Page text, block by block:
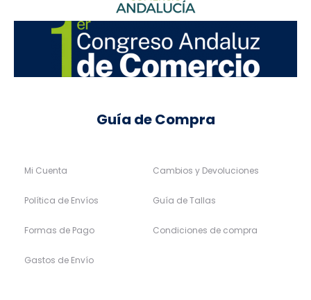
Guía de Compra
Mi Cuenta
Política de Envíos
Formas de Pago
Gastos de Envío
Cambios y Devoluciones
Guía de Tallas
Condiciones de compra